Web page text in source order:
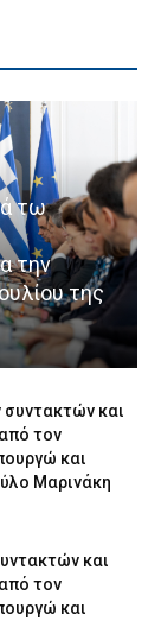
τω
την
της
και
τον
και
Μαρινάκη
και
τον
και